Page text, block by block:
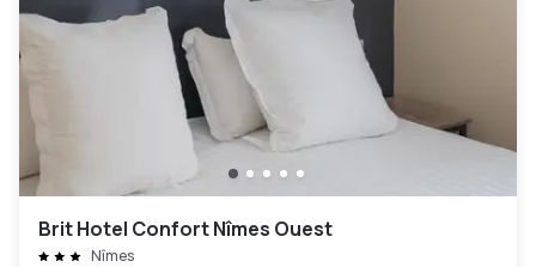
Brit Hotel Confort Nîmes Ouest
Nîmes